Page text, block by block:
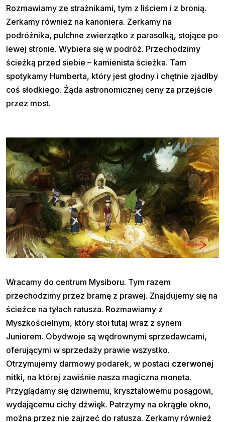
Rozmawiamy ze strażnikami, tym z liściem i z bronią.
Zerkamy również na kanoniera. Zerkamy na
podróżnika, pulchne zwierzątko z parasolką, stojące po
lewej stronie. Wybiera się w podróż. Przechodzimy
ścieżką przed siebie – kamienista ścieżka. Tam
spotykamy Humberta, który jest głodny i chętnie zjadłby
coś słodkiego. Żąda astronomicznej ceny za przejście
przez most.
Wracamy do centrum Mysiboru. Tym razem
przechodzimy przez bramę z prawej. Znajdujemy się na
ścieżce na tyłach ratusza. Rozmawiamy z
Myszkościelnym, który stoi tutaj wraz z synem
Juniorem. Obydwoje są wędrownymi sprzedawcami,
oferującymi w sprzedaży prawie wszystko.
Otrzymujemy darmowy podarek, w postaci czerwonej
nitki, na której zawiśnie nasza magiczna moneta.
Przyglądamy się dziwnemu, kryształowemu posągowi,
wydającemu cichy dźwięk. Patrzymy na okrągłe okno,
można przez nie zajrzeć do ratusza. Zerkamy również